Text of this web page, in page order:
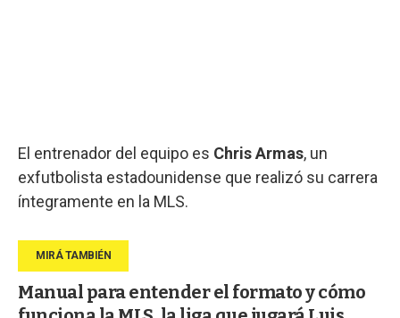
El entrenador del equipo es Chris Armas, un
exfutbolista estadounidense que realizó su carrera
íntegramente en la MLS.
Manual para entender el formato y cómo